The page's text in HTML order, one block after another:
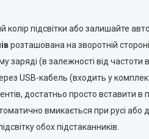
колір підсвітки або залишайте
розташована на зворотній
заряді (в залежності від частоти
USB-кабель (входить у
достатньо просто вставити в
вмикається при русі або
обох підстаканників.